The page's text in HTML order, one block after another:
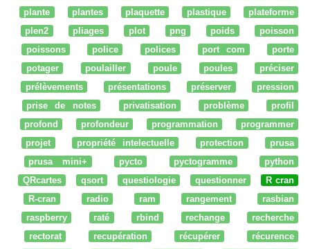
plante
plantes plaquette plastique
plateforme
plen2
pliages plot png poids
poisson
poissons
police polices port com
porte
potager
poulailler poule poules
préciser
prélèvements
présentations préserver
pression
prise de notes
privatisation problème
profil
profond
profondeur programmation
programmer
projet
propriété intelectuelle protection
prusa
prusa mini+
pycto pyctogramme
python
QRcartes
qsort questiologie questionner
R cran
R-cran
radio ram rangement
rasbian
raspberry
raté rbind rechange
recherche
rectorat
recupération récupérer
récurence